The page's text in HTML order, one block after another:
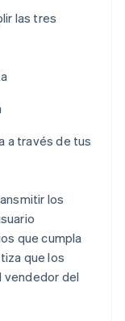
las tres
a través de tus
los
que cumpla
que los
vendedor del